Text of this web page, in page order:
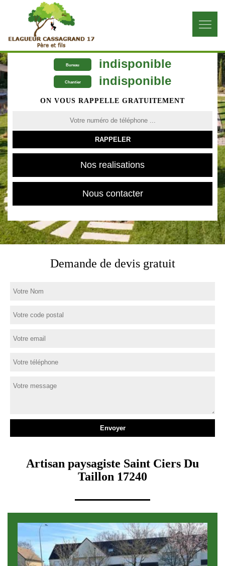
Bureau indisponible
Chantier indisponible
ON VOUS RAPPELLE GRATUITEMENT
Nos realisations
Nous contacter
Demande de devis gratuit
Artisan paysagiste Saint Ciers Du
Taillon 17240